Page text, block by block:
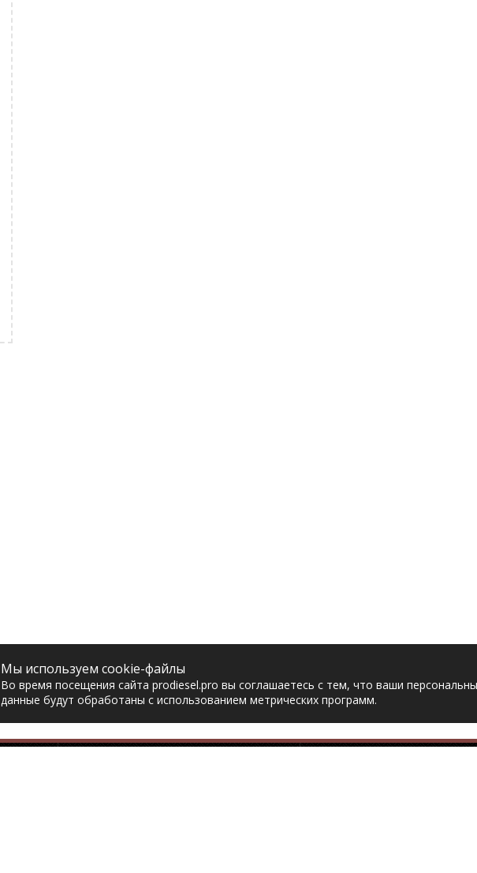
Мы используем cookie-файлы
Во время посещения сайта prodiesel.pro вы соглашаетесь с тем, что ваши
данные будут обработаны с использованием метрических программ.